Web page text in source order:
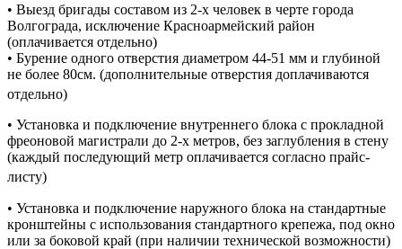
• Выезд бригады составом из 2-х человек в черте города
Волгограда, исключение Красноармейский район
(оплачивается отдельно)
• Бурение одного отверстия диаметром 44-51 мм и глубиной
не более 80см. (дополнительные отверстия доплачиваются
отдельно)
• Установка и подключение внутреннего блока с прокладной
фреоновой магистрали до 2-х метров, без заглубления в стену
(каждый последующий метр оплачивается согласно прайс-
листу)
• Установка и подключение наружного блока на стандартные
кронштейны с использования стандартного крепежа, под окно
или за боковой край (при наличии технической возможности)